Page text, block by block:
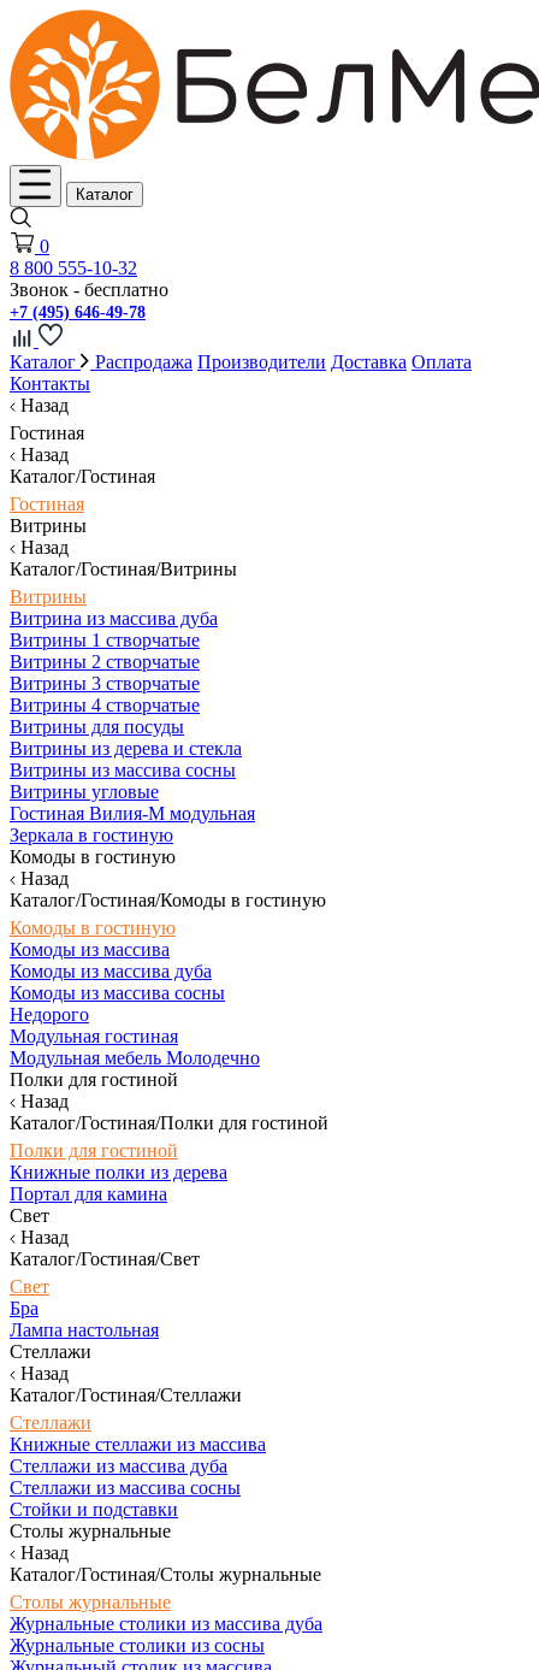
Каталог
0
8 800 555-10-32
Звонок - бесплатно
+7 (495) 646-49-78
Каталог Распродажа Производители Доставка Оплата
Контакты
Назад
Гостиная
Назад
Каталог/Гостиная
Гостиная
Витрины
Назад
Каталог/Гостиная/Витрины
Витрины
Витрина из массива дуба
Витрины 1 створчатые
Витрины 2 створчатые
Витрины 3 створчатые
Витрины 4 створчатые
Витрины для посуды
Витрины из дерева и стекла
Витрины из массива сосны
Витрины угловые
Гостиная Вилия-М модульная
Зеркала в гостиную
Комоды в гостиную
Назад
Каталог/Гостиная/Комоды в гостиную
Комоды в гостиную
Комоды из массива
Комоды из массива дуба
Комоды из массива сосны
Недорого
Модульная гостиная
Модульная мебель Молодечно
Полки для гостиной
Назад
Каталог/Гостиная/Полки для гостиной
Полки для гостиной
Книжные полки из дерева
Портал для камина
Свет
Назад
Каталог/Гостиная/Свет
Свет
Бра
Лампа настольная
Стеллажи
Назад
Каталог/Гостиная/Стеллажи
Стеллажи
Книжные стеллажи из массива
Стеллажи из массива дуба
Стеллажи из массива сосны
Стойки и подставки
Столы журнальные
Назад
Каталог/Гостиная/Столы журнальные
Столы журнальные
Журнальные столики из массива дуба
Журнальные столики из сосны